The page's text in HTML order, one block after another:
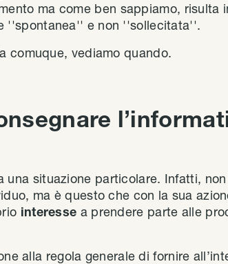
ma come ben sappiamo, risulta
''spontanea'' e non ''sollecitata''.
comuque, vediamo quando.
una situazione particolare. Infatti, non
ma è questo che con la sua
interesse a prendere parte alle
alla regola generale di fornire